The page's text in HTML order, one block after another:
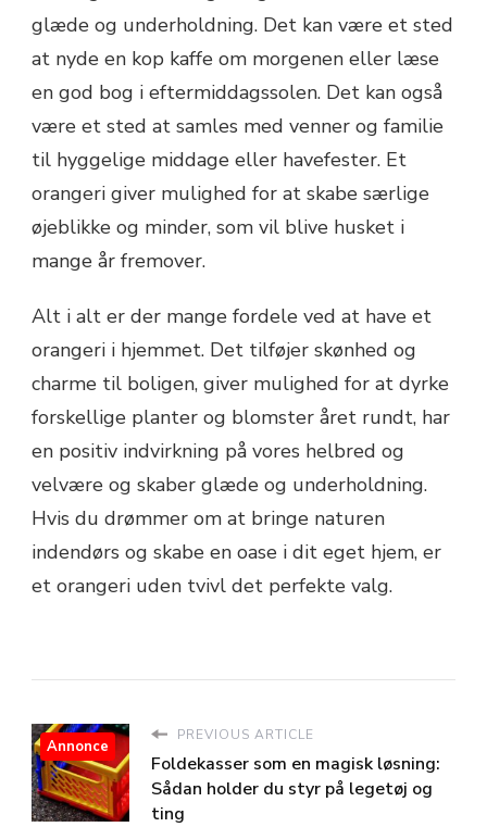
glæde og underholdning. Det kan være et sted
at nyde en kop kaffe om morgenen eller læse
en god bog i eftermiddagssolen. Det kan også
være et sted at samles med venner og familie
til hyggelige middage eller havefester. Et
orangeri giver mulighed for at skabe særlige
øjeblikke og minder, som vil blive husket i
mange år fremover.
Alt i alt er der mange fordele ved at have et
orangeri i hjemmet. Det tilføjer skønhed og
charme til boligen, giver mulighed for at dyrke
forskellige planter og blomster året rundt, har
en positiv indvirkning på vores helbred og
velvære og skaber glæde og underholdning.
Hvis du drømmer om at bringe naturen
indendørs og skabe en oase i dit eget hjem, er
et orangeri uden tvivl det perfekte valg.
PREVIOUS ARTICLE
Foldekasser som en magisk løsning:
Sådan holder du styr på legetøj og
ting
Annonce